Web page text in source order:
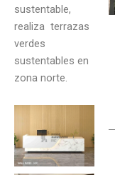
sustentable,
realiza terrazas
verdes
sustentables en
zona norte.